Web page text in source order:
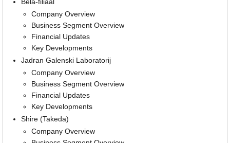
Bela-filiaal
Company Overview
Business Segment Overview
Financial Updates
Key Developments
Jadran Galenski Laboratorij
Company Overview
Business Segment Overview
Financial Updates
Key Developments
Shire (Takeda)
Company Overview